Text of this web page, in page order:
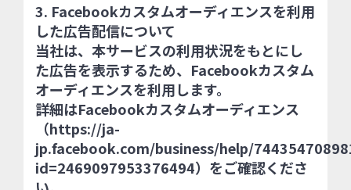
3. Facebookカスタムオーディエンスを利用
した広告配信について
当社は、本サービスの利用状況をもとにし
た広告を表示するため、Facebookカスタム
オーディエンスを利用します。
詳細はFacebookカスタムオーディエンス
（https://ja-
jp.facebook.com/business/help/
id=2469097953376494）をご確認くださ